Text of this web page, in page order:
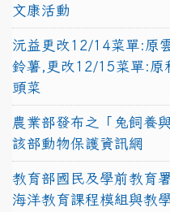
文康活動
沅益更改12/14菜單:原
鈴薯,更改12/15菜單:原
頭菜
農業部發布之「兔飼養
該部動物保護資訊網
教育部國民及學前教育
海洋教育課程模組與教